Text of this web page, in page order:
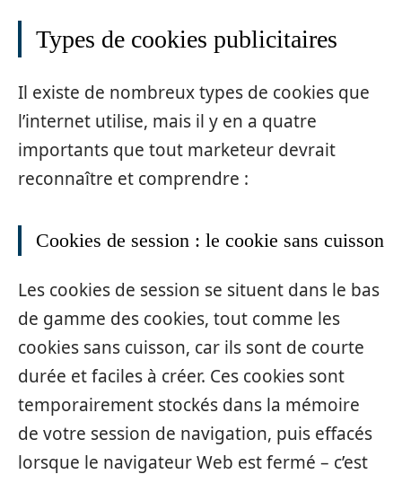
Types de cookies publicitaires
Il existe de nombreux types de cookies que
l’internet utilise, mais il y en a quatre
importants que tout marketeur devrait
reconnaître et comprendre :
Cookies de session : le cookie sans cuisson
Les cookies de session se situent dans le bas
de gamme des cookies, tout comme les
cookies sans cuisson, car ils sont de courte
durée et faciles à créer. Ces cookies sont
temporairement stockés dans la mémoire
de votre session de navigation, puis effacés
lorsque le navigateur Web est fermé – c’est